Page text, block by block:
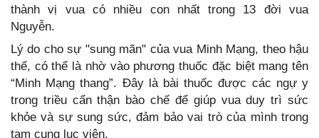
thành vị vua có nhiều con nhất trong 13 đời vua
Nguyễn.
Lý do cho sự "sung mãn" của vua Minh Mạng, theo hậu
thế, có thể là nhờ vào phương thuốc đặc biệt mang tên
“Minh Mạng thang”. Đây là bài thuốc được các ngự y
trong triều cẩn thận bào chế để giúp vua duy trì sức
khỏe và sự sung sức, đảm bảo vai trò của mình trong
tam cung lục viện.